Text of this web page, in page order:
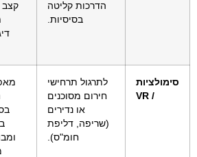
הדרכות קליטה
בסיסיות.
קצב
סימולציות
/ VR
לתרגול תרחישי
חירום מסוכנים
או נדירים
(שריפה, דליפת
חומ"ס).